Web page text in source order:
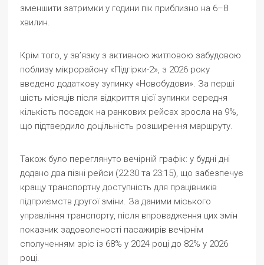
зменшити затримки у години пік приблизно на 6–8
хвилин.
Крім того, у зв’язку з активною житловою забудовою
поблизу мікрорайону «Підгірки-2», з 2026 року
введено додаткову зупинку «Новобудови». За перші
шість місяців після відкриття цієї зупинки середня
кількість посадок на ранкових рейсах зросла на 9%,
що підтвердило доцільність розширення маршруту.
Також було переглянуто вечірній графік: у будні дні
додано два пізні рейси (22:30 та 23:15), що забезпечує
кращу транспортну доступність для працівників
підприємств другої зміни. За даними міського
управління транспорту, після впровадження цих змін
показник задоволеності пасажирів вечірнім
сполученням зріс із 68% у 2024 році до 82% у 2026
році.